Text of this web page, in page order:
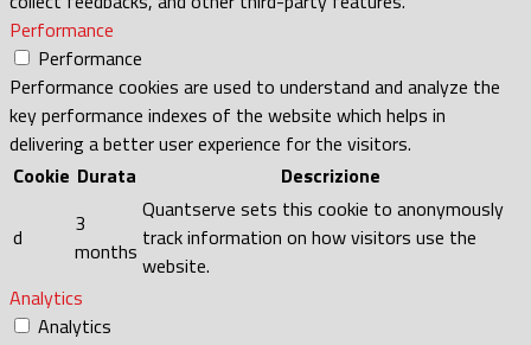
Performance
Performance
Performance cookies are used to understand and analyze the
key performance indexes of the website which helps in
delivering a better user experience for the visitors.
Cookie Durata Descrizione
d
3
months
Quantserve sets this cookie to anonymously
track information on how visitors use the
website.
Analytics
Analytics